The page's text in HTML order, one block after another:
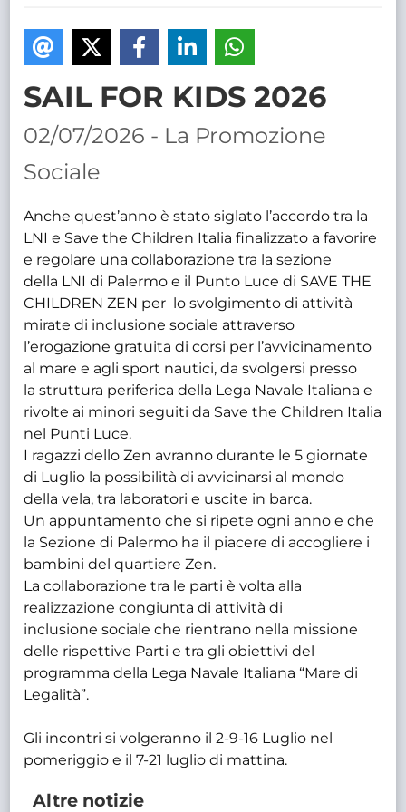
SAIL FOR KIDS 2026
02/07/2026 - La Promozione
Sociale
Anche quest’anno è stato siglato l’accordo tra la
LNI e Save the Children Italia finalizzato a favorire
e regolare una collaborazione tra la sezione
della LNI di Palermo e il Punto Luce di SAVE THE
CHILDREN ZEN per lo svolgimento di attività
mirate di inclusione sociale attraverso
l’erogazione gratuita di corsi per l’avvicinamento
al mare e agli sport nautici, da svolgersi presso
la struttura periferica della Lega Navale Italiana e
rivolte ai minori seguiti da Save the Children Italia
nel Punti Luce.
I ragazzi dello Zen avranno durante le 5 giornate
di Luglio la possibilità di avvicinarsi al mondo
della vela, tra laboratori e uscite in barca.
Un appuntamento che si ripete ogni anno e che
la Sezione di Palermo ha il piacere di accogliere i
bambini del quartiere Zen.
La collaborazione tra le parti è volta alla
realizzazione congiunta di attività di
inclusione sociale che rientrano nella missione
delle rispettive Parti e tra gli obiettivi del
programma della Lega Navale Italiana “Mare di
Legalità”.
Gli incontri si volgeranno il 2-9-16 Luglio nel
pomeriggio e il 7-21 luglio di mattina.
Altre notizie